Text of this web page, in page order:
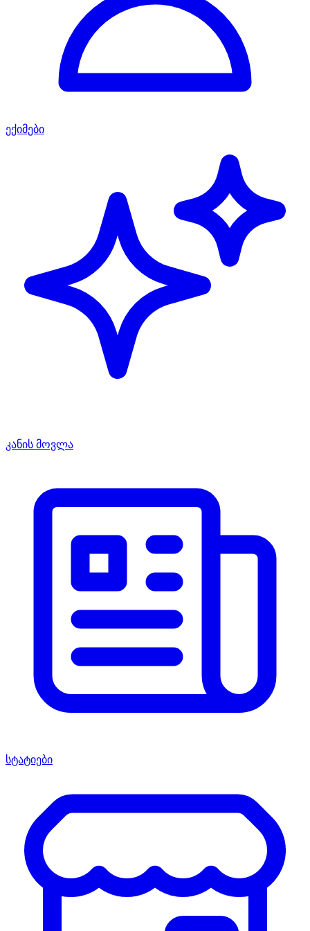
ექიმები
კანის მოვლა
სტატიები